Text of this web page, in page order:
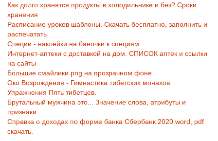
Как долго хранятся продукты в холодильнике и без? Сроки
хранения
Расписание уроков шаблоны. Скачать бесплатно, заполнить и
распечатать
Специи - наклейки на баночки к специям
Интернет-аптеки с доставкой на дом. СПИСОК аптек и ссылки
на сайты
Большие смайлики png на прозрачном фоне
Око Возрождения - Гимнастика тибетских монахов.
Упражнения Пять тибетцев.
Брутальный мужчина это... Значение слова, атрибуты и
признаки
Справка о доходах по форме банка Сбербанк 2020 word, pdf
скачать.